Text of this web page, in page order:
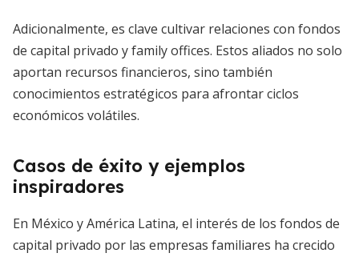
Adicionalmente, es clave cultivar relaciones con fondos
de capital privado y family offices. Estos aliados no solo
aportan recursos financieros, sino también
conocimientos estratégicos para afrontar ciclos
económicos volátiles.
Casos de éxito y ejemplos
inspiradores
En México y América Latina, el interés de los fondos de
capital privado por las empresas familiares ha crecido